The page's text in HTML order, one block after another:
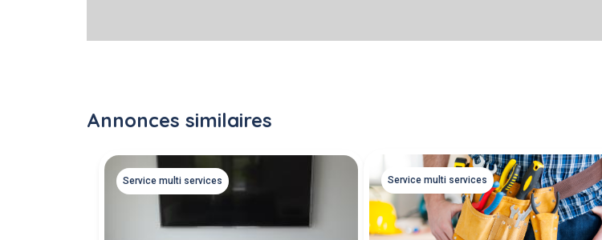
Annonces similaires
Service multi services Service multi services